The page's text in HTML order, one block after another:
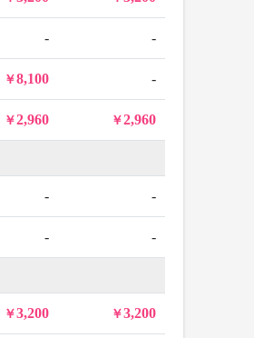
- -
8,100 -
2,960 2,960
- -
- -
3,200 3,200